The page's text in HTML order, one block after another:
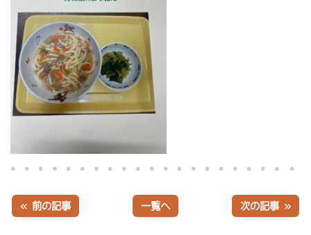
« 前の記事 一覧へ 次の記事 »